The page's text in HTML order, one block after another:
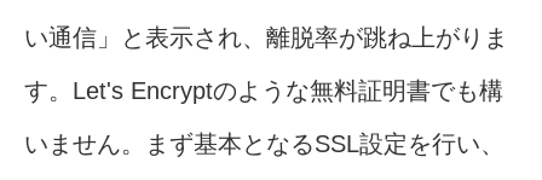
い通信」と表示され、離脱率が跳ね上がりま
す。Let's Encryptのような無料証明書でも構
いません。まず基本となるSSL設定を行い、